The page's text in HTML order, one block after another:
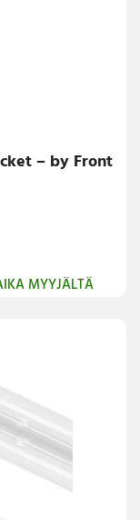
– by Front
MYYJÄLTÄ